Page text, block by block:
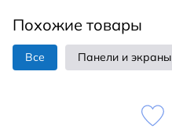
Похожие товары
Все Панели и экраны